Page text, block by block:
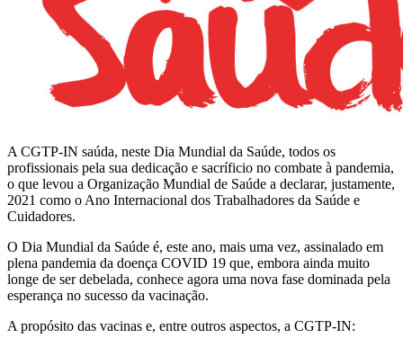
A CGTP-IN saúda, neste Dia Mundial da Saúde, todos os
profissionais pela sua dedicação e sacríficio no combate à pandemia,
o que levou a Organização Mundial de Saúde a declarar, justamente,
2021 como o Ano Internacional dos Trabalhadores da Saúde e
Cuidadores.
O Dia Mundial da Saúde é, este ano, mais uma vez, assinalado em
plena pandemia da doença COVID 19 que, embora ainda muito
longe de ser debelada, conhece agora uma nova fase dominada pela
esperança no sucesso da vacinação.
A propósito das vacinas e, entre outros aspectos, a CGTP-IN: